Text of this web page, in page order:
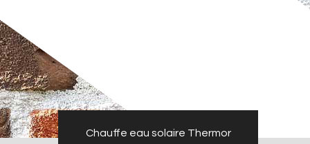
Chauffe eau solaire Thermor